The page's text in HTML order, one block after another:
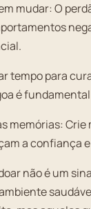
mudar: O
tempo para
é
memórias:
a confiança
não é um